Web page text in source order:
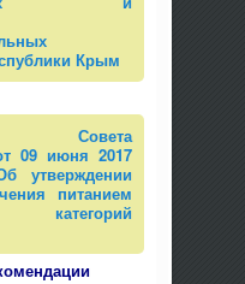
Крым
Совета
09 июня 2017
питанием